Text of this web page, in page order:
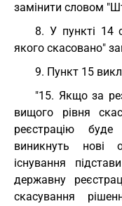
замінити словом
8. У пункті 14
якого скасовано"
9. Пункт 15
"15. Якщо за
вищого рівня
реєстрацію
виникнуть нові
існування
державну
скасування